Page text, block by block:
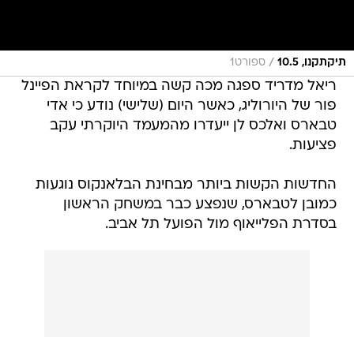
תיקתקנו, 10.5 / ספורט1
ריאל מדריד ספגה מכה קשה במיוחד לקראת הפיינל
פור של היורוליג, כאשר היום (שלישי) נודע כי אדי
טבארס ואלכס לן ייעדרו מהמעמד היוקרתי עקב
פציעות.
החדשות הקשות ביותר מבחינת הבלאנקוס נוגעות
כמובן לטבארס, שנפצע כבר במשחק הראשון
בסדרת הפלייאוף מול הפועל תל אביב.